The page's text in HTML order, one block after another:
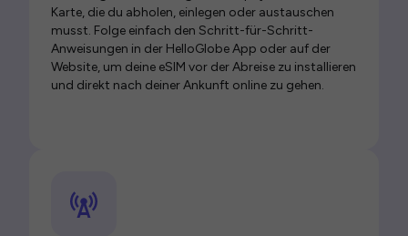
Karte, die du abholen, einlegen oder austauschen
musst. Folge einfach den Schritt-für-Schritt-
Anweisungen in der HelloGlobe App oder auf der
Website, um deine eSIM vor der Abreise zu installieren
und direkt nach deiner Ankunft online zu gehen.